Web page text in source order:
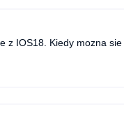
z IOS18. Kiedy mozna